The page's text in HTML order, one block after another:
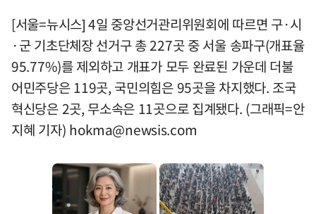
[서울=뉴시스] 4일 중앙선거관리위원회에 따르면 구·시
·군 기초단체장 선거구 총 227곳 중 서울 송파구(개표율
95.77%)를 제외하고 개표가 모두 완료된 가운데 더불
어민주당은 119곳, 국민의힘은 95곳을 차지했다. 조국
혁신당은 2곳, 무소속은 11곳으로 집계됐다. (그래픽=안
지혜 기자) hokma@newsis.com